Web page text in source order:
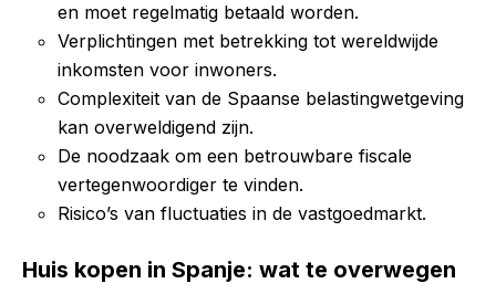
en moet regelmatig betaald worden.
Verplichtingen met betrekking tot wereldwijde
inkomsten voor inwoners.
Complexiteit van de Spaanse belastingwetgeving
kan overweldigend zijn.
De noodzaak om een betrouwbare fiscale
vertegenwoordiger te vinden.
Risico’s van fluctuaties in de vastgoedmarkt.
Huis kopen in Spanje: wat te overwegen